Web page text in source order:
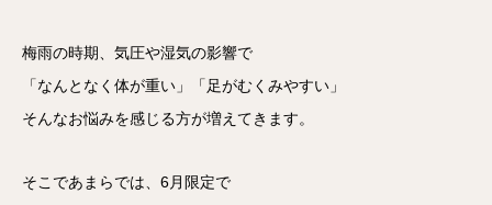
梅雨の時期、気圧や湿気の影響で
「なんとなく体が重い」「足がむくみやすい」
そんなお悩みを感じる方が増えてきます。
そこであまらでは、6月限定で